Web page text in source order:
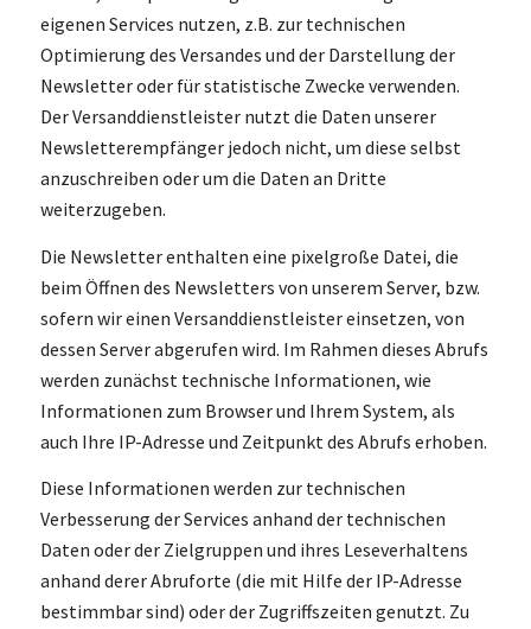
eigenen Services nutzen, z.B. zur technischen
Optimierung des Versandes und der Darstellung der
Newsletter oder für statistische Zwecke verwenden.
Der Versanddienstleister nutzt die Daten unserer
Newsletterempfänger jedoch nicht, um diese selbst
anzuschreiben oder um die Daten an Dritte
weiterzugeben.
Die Newsletter enthalten eine pixelgroße Datei, die
beim Öffnen des Newsletters von unserem Server, bzw.
sofern wir einen Versanddienstleister einsetzen, von
dessen Server abgerufen wird. Im Rahmen dieses Abrufs
werden zunächst technische Informationen, wie
Informationen zum Browser und Ihrem System, als
auch Ihre IP-Adresse und Zeitpunkt des Abrufs erhoben.
Diese Informationen werden zur technischen
Verbesserung der Services anhand der technischen
Daten oder der Zielgruppen und ihres Leseverhaltens
anhand derer Abruforte (die mit Hilfe der IP-Adresse
bestimmbar sind) oder der Zugriffszeiten genutzt. Zu